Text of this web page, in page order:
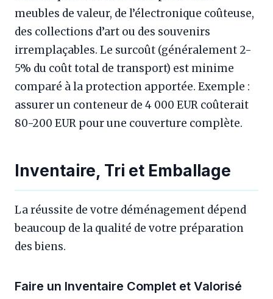
meubles de valeur, de l’électronique coûteuse,
des collections d’art ou des souvenirs
irremplaçables. Le surcoût (généralement 2-
5% du coût total de transport) est minime
comparé à la protection apportée. Exemple :
assurer un conteneur de 4 000 EUR coûterait
80-200 EUR pour une couverture complète.
Inventaire, Tri et Emballage
La réussite de votre déménagement dépend
beaucoup de la qualité de votre préparation
des biens.
Faire un Inventaire Complet et Valorisé